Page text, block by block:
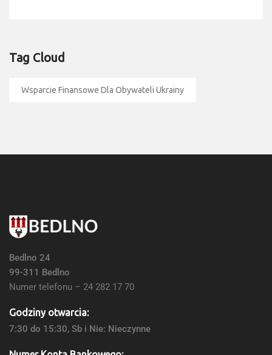
Tag Cloud
Wsparcie Finansowe Dla Obywateli Ukrainy
Bedlno 24
99-311 Bedlno
Numer telefonu – 24 282 17 70
Godziny otwarcia:
7:30 do 15:30, Sb i Nie: Nieczynne